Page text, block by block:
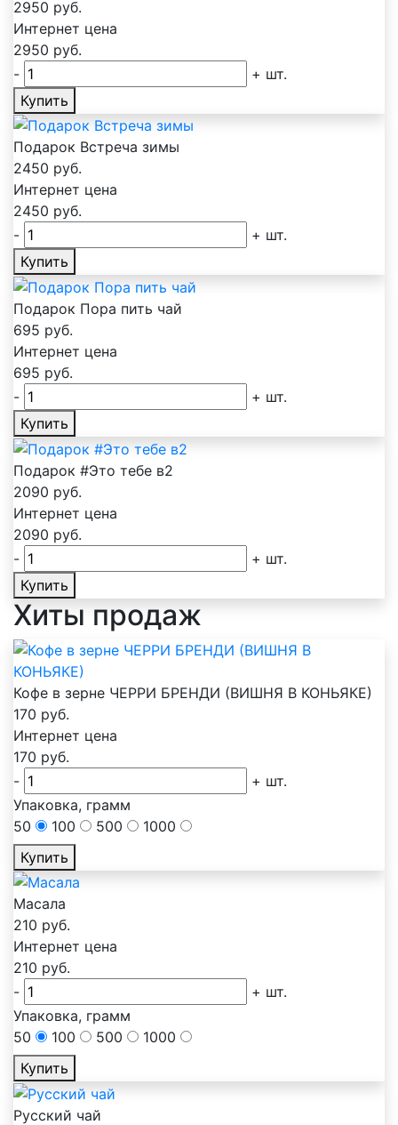
2950 руб.
Интернет цена
2950 руб.
-
+ шт.
Купить
Подарок Встреча зимы
2450 руб.
Интернет цена
2450 руб.
-
+ шт.
Купить
Подарок Пора пить чай
695 руб.
Интернет цена
695 руб.
-
+ шт.
Купить
Подарок #Это тебе в2
2090 руб.
Интернет цена
2090 руб.
-
+ шт.
Купить
Хиты продаж
Кофе в зерне ЧЕРРИ БРЕНДИ (ВИШНЯ В КОНЬЯКЕ)
170 руб.
Интернет цена
170 руб.
-
+ шт.
Упаковка, грамм
50
100 500
1000
Купить
Масала
210 руб.
Интернет цена
210 руб.
-
+ шт.
Упаковка, грамм
50
100 500
1000
Купить
Русский чай